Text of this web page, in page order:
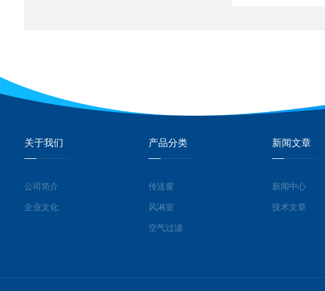
关于我们
公司简介
企业文化
产品分类
传送窗
风淋室
空气过滤
新闻文章
新闻中心
技术文章